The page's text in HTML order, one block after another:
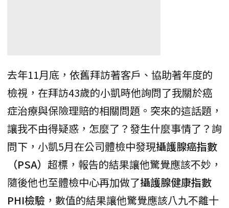
去年11月底，依舊拜訪著客戶、協助著年度的
檢視，在拜訪43歲的小凱時他詢問了我關於癌
症治療與保險理賠的相關問題。突來的這話題，
讓我不由得疑惑，怎麼了？發生什麼事情了？詢
問下，小凱5月在公司體檢中發現攝護腺癌指數
（PSA） 超標，報告的結果讓他驚覺應該不妙，
隨後他也至體檢中心再加做了攝護腺健康指數
PHI檢驗 ，數值的結果讓他驚覺應該八九不離十